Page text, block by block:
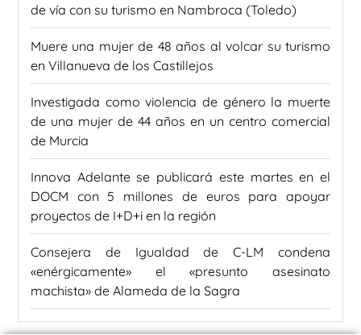
de vía con su turismo en Nambroca (Toledo)
Muere una mujer de 48 años al volcar su turismo
en Villanueva de los Castillejos
Investigada como violencia de género la muerte
de una mujer de 44 años en un centro comercial
de Murcia
Innova Adelante se publicará este martes en el
DOCM con 5 millones de euros para apoyar
proyectos de I+D+i en la región
Consejera de Igualdad de C-LM condena
«enérgicamente» el «presunto asesinato
machista» de Alameda de la Sagra